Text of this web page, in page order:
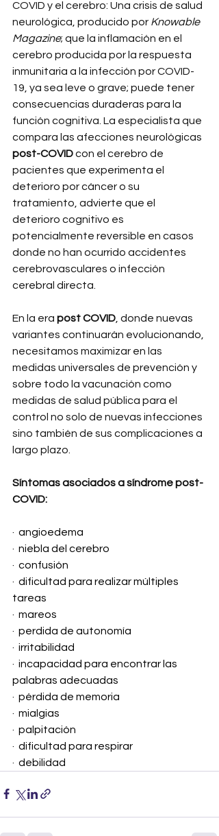
COVID y el cerebro: Una crisis de salud
neurológica, producido por Knowable
Magazine; que la inflamación en el
cerebro producida por la respuesta
inmunitaria a la infección por COVID-
19, ya sea leve o grave; puede tener
consecuencias duraderas para la
función cognitiva. La especialista que
compara las afecciones neurológicas
post-COVID con el cerebro de
pacientes que experimenta el
deterioro por cáncer o su
tratamiento, advierte que el
deterioro cognitivo es
potencialmente reversible en casos
donde no han ocurrido accidentes
cerebrovasculares o infección
cerebral directa.
En la era post COVID , donde nuevas
variantes continuarán evolucionando,
necesitamos maximizar en las
medidas universales de prevención y
sobre todo la vacunación como
medidas de salud pública para el
control no solo de nuevas infecciones
sino también de sus complicaciones a
largo plazo.
Síntomas asociados a síndrome post-
COVID:
·  angioedema
·  niebla del cerebro
·  confusión
·  dificultad para realizar múltiples
tareas
·  mareos
·  perdida de autonomía
·  irritabilidad
·  incapacidad para encontrar las
palabras adecuadas
·  pérdida de memoria
·  mialgias
·  palpitación
·  dificultad para respirar
· debilidad